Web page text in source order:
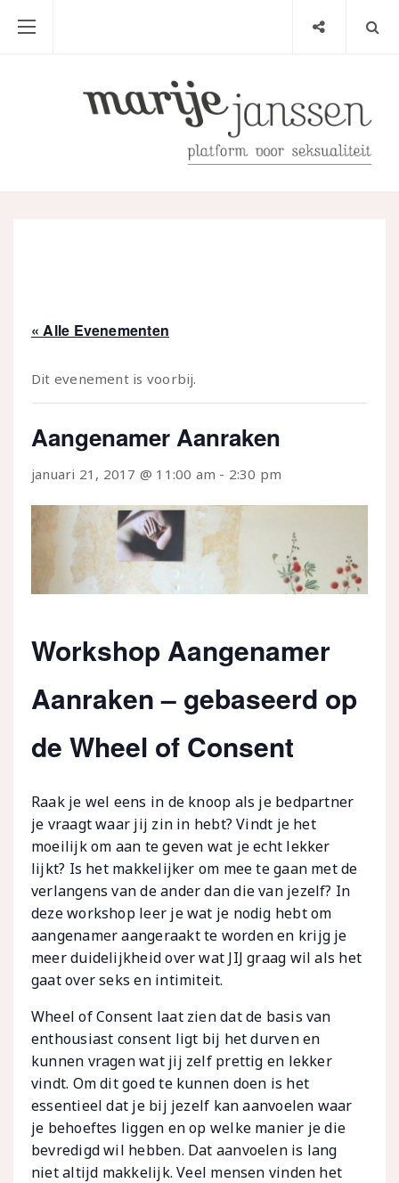
« Alle Evenementen
Dit evenement is voorbij.
Aangenamer Aanraken
januari 21, 2017 @ 11:00 am - 2:30 pm
Workshop Aangenamer
Aanraken – gebaseerd op
de Wheel of Consent
Raak je wel eens in de knoop als je bedpartner
je vraagt waar jij zin in hebt? Vindt je het
moeilijk om aan te geven wat je echt lekker
lijkt? Is het makkelijker om mee te gaan met de
verlangens van de ander dan die van jezelf? In
deze workshop leer je wat je nodig hebt om
aangenamer aangeraakt te worden en krijg je
meer duidelijkheid over wat JIJ graag wil als het
gaat over seks en intimiteit.
Wheel of Consent laat zien dat de basis van
enthousiast consent ligt bij het durven en
kunnen vragen wat jij zelf prettig en lekker
vindt. Om dit goed te kunnen doen is het
essentieel dat je bij jezelf kan aanvoelen waar
je behoeftes liggen en op welke manier je die
bevredigd wil hebben. Dat aanvoelen is lang
niet altijd makkelijk. Veel mensen vinden het